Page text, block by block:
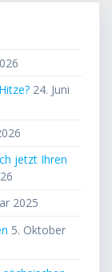
24. Juni
jetzt Ihren
2025
5. Oktober